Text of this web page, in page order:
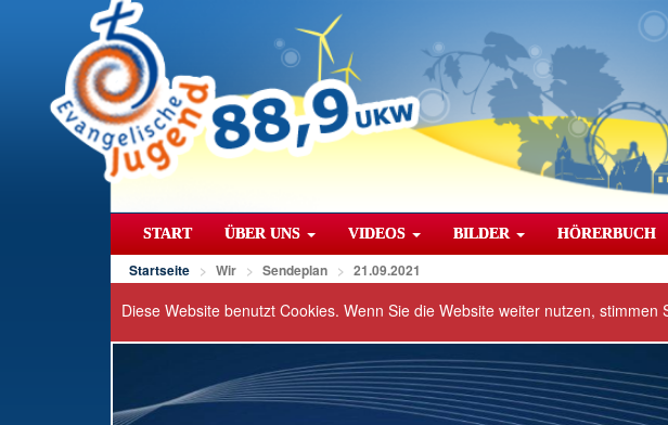
START ÜBER UNS VIDEOS BILDER HÖRERBUCH
Startseite Wir Sendeplan 21.09.2021
Diese Website benutzt Cookies. Wenn Sie die Website weiter nutzen, stimmen